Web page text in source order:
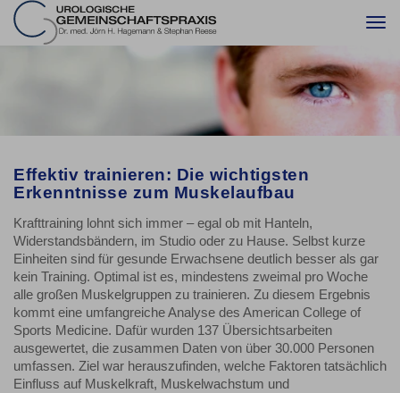
Effektiv trainieren: Die wichtigsten
Erkenntnisse zum Muskelaufbau
Krafttraining lohnt sich immer – egal ob mit Hanteln,
Widerstandsbändern, im Studio oder zu Hause. Selbst kurze
Einheiten sind für gesunde Erwachsene deutlich besser als gar
kein Training. Optimal ist es, mindestens zweimal pro Woche
alle großen Muskelgruppen zu trainieren. Zu diesem Ergebnis
kommt eine umfangreiche Analyse des American College of
Sports Medicine. Dafür wurden 137 Übersichtsarbeiten
ausgewertet, die zusammen Daten von über 30.000 Personen
umfassen. Ziel war herauszufinden, welche Faktoren tatsächlich
Einfluss auf Muskelkraft, Muskelwachstum und